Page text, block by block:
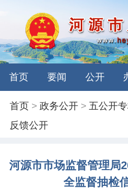
首页 要闻 公开
首页 >政务公开 > 五公开
反馈公开
河源市市场监督管理局
全监督抽检